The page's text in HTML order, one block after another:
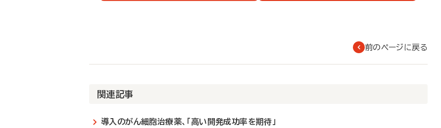
て
前のページに戻る
関連記事
導入のがん細胞治療薬、「高い開発成功率を期待」